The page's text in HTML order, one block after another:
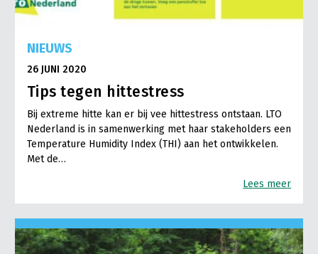
NIEUWS
26 JUNI 2020
Tips tegen hittestress
Bij extreme hitte kan er bij vee hittestress ontstaan. LTO
Nederland is in samenwerking met haar stakeholders een
Temperature Humidity Index (THI) aan het ontwikkelen.
Met de…
Lees meer